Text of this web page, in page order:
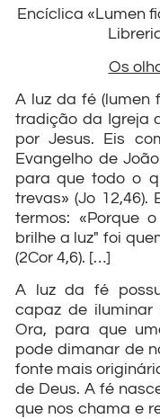
Encíclica «Lumen
Os
A luz da fé (lumen
tradição da Igreja
por Jesus. Eis
Evangelho de
para que todo o
trevas» (Jo 12,46).
termos: «Porque
brilhe a luz" foi
(2Cor 4,6). […]
A luz da fé
capaz de
Ora, para que
pode dimanar de
fonte mais
de Deus. A fé
que nos chama e